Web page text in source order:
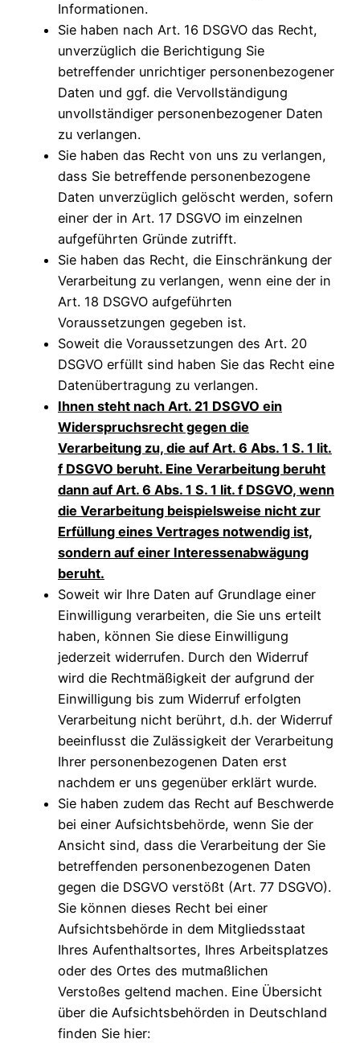
Informationen.
Sie haben nach Art. 16 DSGVO das Recht,
unverzüglich die Berichtigung Sie
betreffender unrichtiger personenbezogener
Daten und ggf. die Vervollständigung
unvollständiger personenbezogener Daten
zu verlangen.
Sie haben das Recht von uns zu verlangen,
dass Sie betreffende personenbezogene
Daten unverzüglich gelöscht werden, sofern
einer der in Art. 17 DSGVO im einzelnen
aufgeführten Gründe zutrifft.
Sie haben das Recht, die Einschränkung der
Verarbeitung zu verlangen, wenn eine der in
Art. 18 DSGVO aufgeführten
Voraussetzungen gegeben ist.
Soweit die Voraussetzungen des Art. 20
DSGVO erfüllt sind haben Sie das Recht eine
Datenübertragung zu verlangen.
Ihnen steht nach Art. 21 DSGVO ein
Widerspruchsrecht gegen die
Verarbeitung zu, die auf Art. 6 Abs. 1 S. 1 lit.
f DSGVO beruht. Eine Verarbeitung beruht
dann auf Art. 6 Abs. 1 S. 1 lit. f DSGVO, wenn
die Verarbeitung beispielsweise nicht zur
Erfüllung eines Vertrages notwendig ist,
sondern auf einer Interessenabwägung
beruht.
Soweit wir Ihre Daten auf Grundlage einer
Einwilligung verarbeiten, die Sie uns erteilt
haben, können Sie diese Einwilligung
jederzeit widerrufen. Durch den Widerruf
wird die Rechtmäßigkeit der aufgrund der
Einwilligung bis zum Widerruf erfolgten
Verarbeitung nicht berührt, d.h. der Widerruf
beeinflusst die Zulässigkeit der Verarbeitung
Ihrer personenbezogenen Daten erst
nachdem er uns gegenüber erklärt wurde.
Sie haben zudem das Recht auf Beschwerde
bei einer Aufsichtsbehörde, wenn Sie der
Ansicht sind, dass die Verarbeitung der Sie
betreffenden personenbezogenen Daten
gegen die DSGVO verstößt (Art. 77 DSGVO).
Sie können dieses Recht bei einer
Aufsichtsbehörde in dem Mitgliedsstaat
Ihres Aufenthaltsortes, Ihres Arbeitsplatzes
oder des Ortes des mutmaßlichen
Verstoßes geltend machen. Eine Übersicht
über die Aufsichtsbehörden in Deutschland
finden Sie hier: